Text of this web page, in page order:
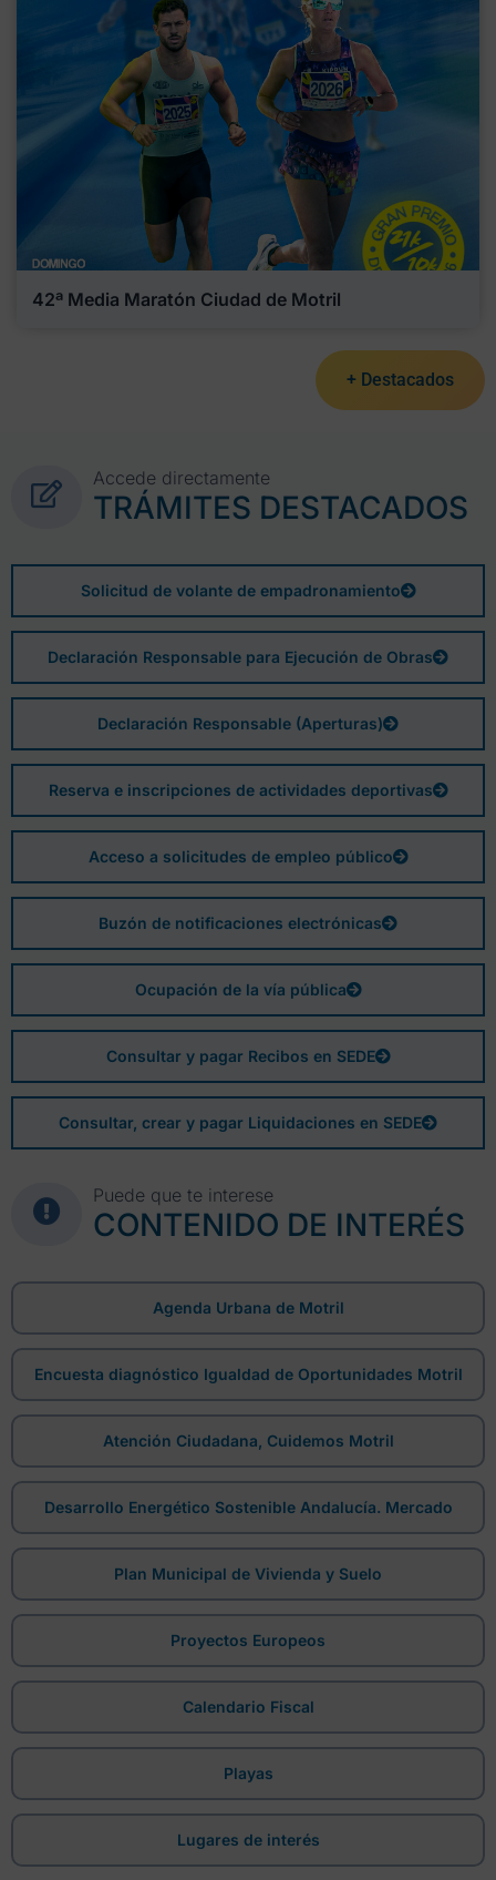
42ª Media Maratón Ciudad de Motril
+ Destacados
Accede directamente
TRÁMITES DESTACADOS
Solicitud de volante de empadronamiento
Declaración Responsable para Ejecución de Obras
Declaración Responsable (Aperturas)
Reserva e inscripciones de actividades deportivas
Acceso a solicitudes de empleo público
Buzón de notificaciones electrónicas
Ocupación de la vía pública
Consultar y pagar Recibos en SEDE
Consultar, crear y pagar Liquidaciones en SEDE
Puede que te interese
CONTENIDO DE INTERÉS
Agenda Urbana de Motril
Encuesta diagnóstico Igualdad de Oportunidades Motril
Atención Ciudadana, Cuidemos Motril
Desarrollo Energético Sostenible Andalucía. Mercado
Plan Municipal de Vivienda y Suelo
Proyectos Europeos
Calendario Fiscal
Playas
Lugares de interés